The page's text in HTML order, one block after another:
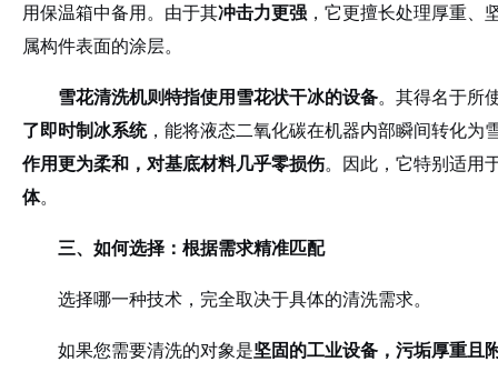
用保温箱中备用。由于其冲击力更强 ，它更擅长处理厚重
属构件表面的涂层。
雪花清洗机则特指使用雪花状干冰的设备。其得名于所
了即时制冰系统，能将液态二氧化碳在机器内部瞬间转化为
作用更为柔和，对基底材料几乎零损伤。因此，它特别适用
体。
三、如何选择：根据需求精准匹配
选择哪一种技术，完全取决于具体的清洗需求。
如果您需要清洗的对象是坚固的工业设备，污垢厚重且